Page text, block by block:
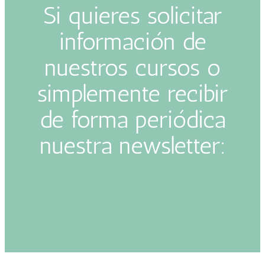
Si quieres solicitar
información de
nuestros cursos o
simplemente recibir
de forma periódica
nuestra newsletter: